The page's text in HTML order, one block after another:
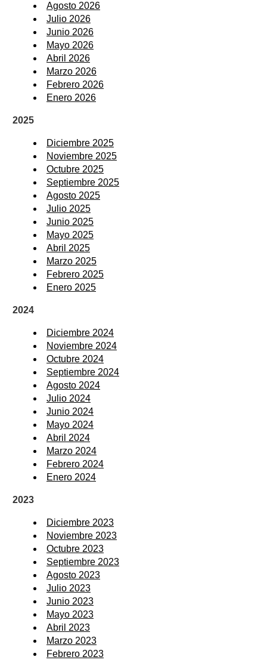
Agosto 2026
Julio 2026
Junio 2026
Mayo 2026
Abril 2026
Marzo 2026
Febrero 2026
Enero 2026
2025
Diciembre 2025
Noviembre 2025
Octubre 2025
Septiembre 2025
Agosto 2025
Julio 2025
Junio 2025
Mayo 2025
Abril 2025
Marzo 2025
Febrero 2025
Enero 2025
2024
Diciembre 2024
Noviembre 2024
Octubre 2024
Septiembre 2024
Agosto 2024
Julio 2024
Junio 2024
Mayo 2024
Abril 2024
Marzo 2024
Febrero 2024
Enero 2024
2023
Diciembre 2023
Noviembre 2023
Octubre 2023
Septiembre 2023
Agosto 2023
Julio 2023
Junio 2023
Mayo 2023
Abril 2023
Marzo 2023
Febrero 2023